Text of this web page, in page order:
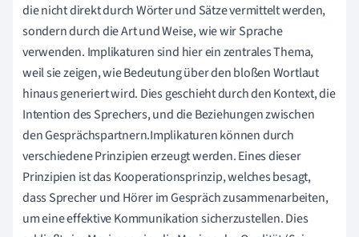
die nicht direkt durch Wörter und Sätze vermittelt werden,
sondern durch die Art und Weise, wie wir Sprache
verwenden. Implikaturen sind hier ein zentrales Thema,
weil sie zeigen, wie Bedeutung über den bloßen Wortlaut
hinaus generiert wird. Dies geschieht durch den Kontext, die
Intention des Sprechers, und die Beziehungen zwischen
den Gesprächspartnern.Implikaturen können durch
verschiedene Prinzipien erzeugt werden. Eines dieser
Prinzipien ist das Kooperationsprinzip, welches besagt,
dass Sprecher und Hörer im Gespräch zusammenarbeiten,
um eine effektive Kommunikation sicherzustellen. Dies